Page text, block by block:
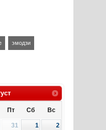
эмодзи
Пт Сб Вс
31 1
2